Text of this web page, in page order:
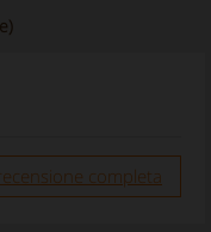
completa